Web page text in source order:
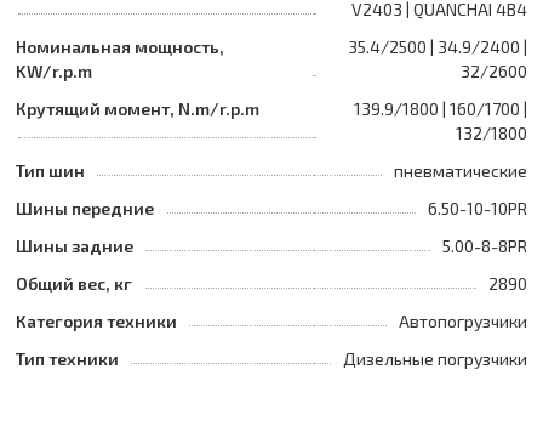
V2403 | QUANCHAI 4B4
Номинальная мощность,
KW/r.p.m
35.4/2500 | 34.9/2400 |
32/2600
Крутящий момент, N.m/r.p.m
139.9/1800 | 160/1700 |
132/1800
Тип шин
пневматические
Шины передние
6.50-10-10PR
Шины задние
5.00-8-8PR
Общий вес, кг
2890
Категория техники
Автопогрузчики
Тип техники
Дизельные погрузчики